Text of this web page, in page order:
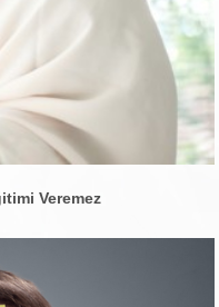
Veremez